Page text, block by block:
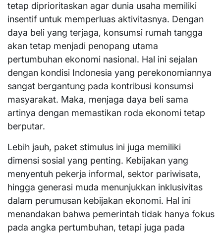
tetap diprioritaskan agar dunia usaha memiliki
insentif untuk memperluas aktivitasnya. Dengan
daya beli yang terjaga, konsumsi rumah tangga
akan tetap menjadi penopang utama
pertumbuhan ekonomi nasional. Hal ini sejalan
dengan kondisi Indonesia yang perekonomiannya
sangat bergantung pada kontribusi konsumsi
masyarakat. Maka, menjaga daya beli sama
artinya dengan memastikan roda ekonomi tetap
berputar.
Lebih jauh, paket stimulus ini juga memiliki
dimensi sosial yang penting. Kebijakan yang
menyentuh pekerja informal, sektor pariwisata,
hingga generasi muda menunjukkan inklusivitas
dalam perumusan kebijakan ekonomi. Hal ini
menandakan bahwa pemerintah tidak hanya fokus
pada angka pertumbuhan, tetapi juga pada